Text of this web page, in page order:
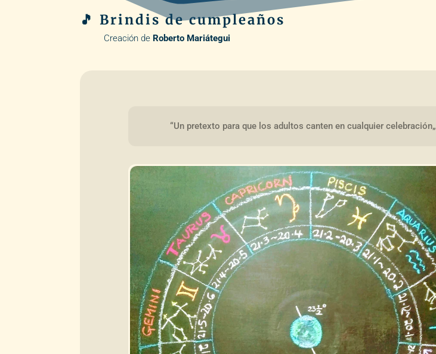
🎵 Brindis de cumpleaños
Creación de Roberto Mariátegui
“Un pretexto para que los adultos canten en cualquier celebración„